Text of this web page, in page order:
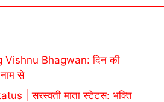
Bhagwan: दिन की
से
| सरस्वती माता स्टेटस: भक्ति